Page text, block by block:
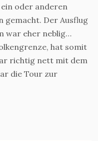
ein oder anderen
gemacht. Der Ausflug
war eher neblig…
hat somit
richtig nett mit dem
die Tour zur